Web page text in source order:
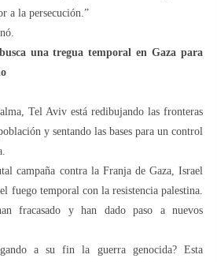
a la persecución.”
una tregua temporal en Gaza para
Tel Aviv está redibujando las fronteras
y sentando las bases para un control
campaña contra la Franja de Gaza, Israel
fuego temporal con la resistencia palestina.
fracasado y han dado paso a nuevos
a su fin la guerra genocida? Esta